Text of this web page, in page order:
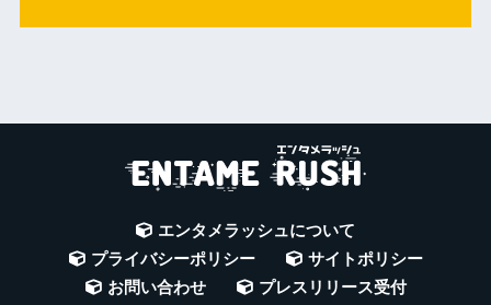
エンタメラッシュについて
プライバシーポリシー
サイトポリシー
お問い合わせ
プレスリリース受付